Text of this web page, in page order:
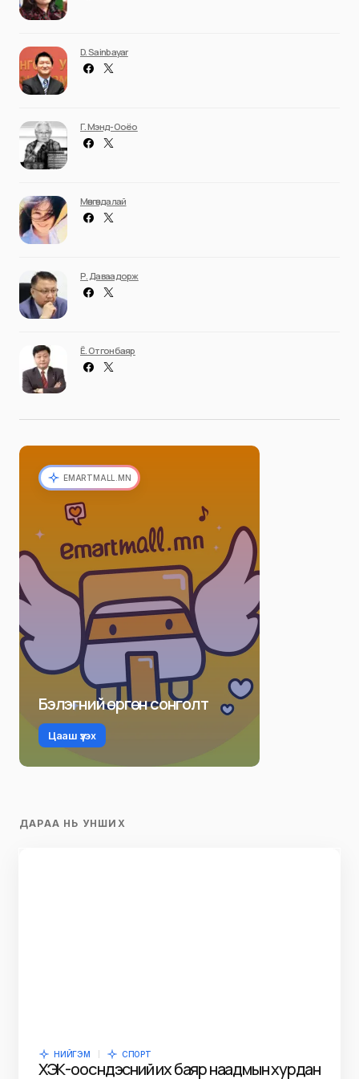
D. Sainbayar
Г. Мэнд-Ооёо
Мөнгөндалай
Р. Даваадорж
Ё. Отгонбаяр
EMARTMALL.MN
Бэлэгний өргөн сонголт
Цааш үзэх
ДАРАА НЬ УНШИХ
НИЙГЭМ СПОРТ
ХЭҮК-оос Үндэсний их баяр наадмын хурдан